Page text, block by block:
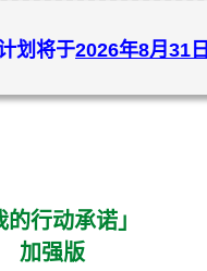
划将于2026年8月31日
的行动承诺」
加强版